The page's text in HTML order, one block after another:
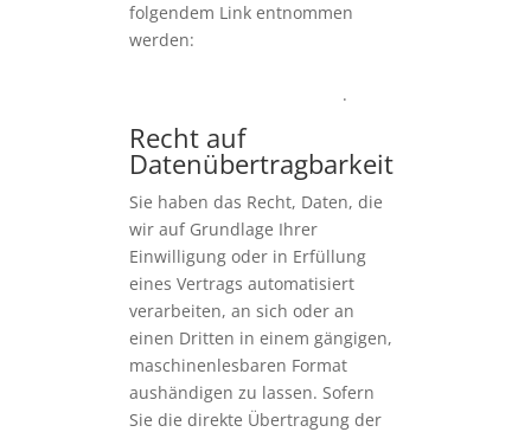
folgendem Link entnommen
werden:
.
Recht auf
Datenübertragbarkeit
Sie haben das Recht, Daten, die
wir auf Grundlage Ihrer
Einwilligung oder in Erfüllung
eines Vertrags automatisiert
verarbeiten, an sich oder an
einen Dritten in einem gängigen,
maschinenlesbaren Format
aushändigen zu lassen. Sofern
Sie die direkte Übertragung der